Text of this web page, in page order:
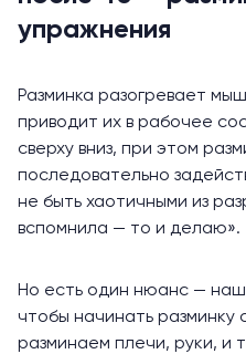
упражнения
Разминка разогревает
приводит их в рабочее
сверху вниз, при этом
последовательно
не быть хаотичными из
вспомнила — то и делаю».
Но есть один нюанс —
чтобы начинать разминку
разминаем плечи, руки, и